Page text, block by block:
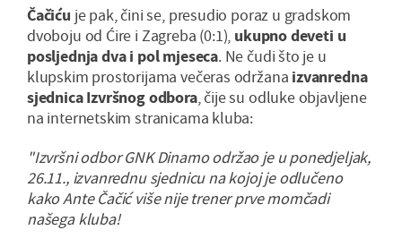
Čačiću je pak, čini se, presudio poraz u gradskom
dvoboju od Ćire i Zagreba (0:1), ukupno deveti u
posljednja dva i pol mjeseca. Ne čudi što je u
klupskim prostorijama večeras održana izvanredna
sjednica Izvršnog odbora, čije su odluke objavljene
na internetskim stranicama kluba:
"Izvršni odbor GNK Dinamo održao je u ponedjeljak,
26.11., izvanrednu sjednicu na kojoj je odlučeno
kako Ante Čačić više nije trener prve momčadi
našega kluba!